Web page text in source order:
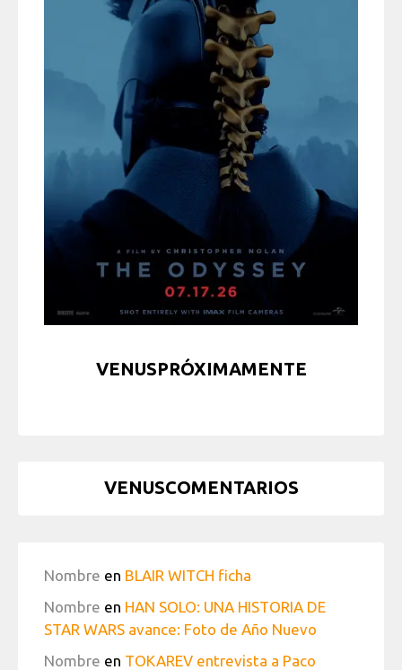
VENUSPRÓXIMAMENTE
VENUSCOMENTARIOS
Nombre en BLAIR WITCH ficha
Nombre en HAN SOLO: UNA HISTORIA DE
STAR WARS avance: Foto de Año Nuevo
Nombre en TOKAREV entrevista a Paco